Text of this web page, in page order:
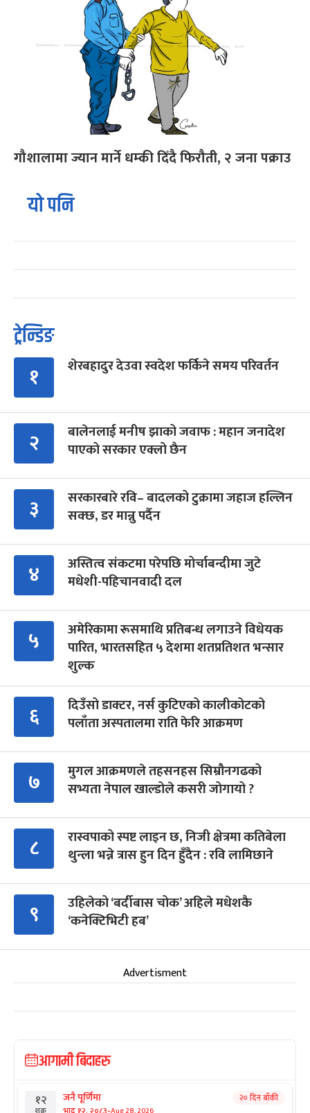
गौशालामा ज्यान मार्ने धम्की दिँदै फिरौती, २ जना पक्राउ
यो पनि
ट्रेन्डिङ
१ शेरबहादुर देउवा स्वदेश फर्किने समय परिवर्तन
२
बालेनलाई मनीष झाको जवाफ : महान जनादेश
पाएको सरकार एक्लो छैन
३
सरकारबारे रवि– बादलको टुक्रामा जहाज हल्लिन
सक्छ, डर मान्नु पर्दैन
४
अस्तित्व संकटमा परेपछि मोर्चाबन्दीमा जुटे
मधेशी-पहिचानवादी दल
५
अमेरिकामा रूसमाथि प्रतिबन्ध लगाउने विधेयक
पारित, भारतसहित ५ देशमा शतप्रतिशत भन्सार
शुल्क
६
दिउँसो डाक्टर, नर्स कुटिएको कालीकोटको
पलाँता अस्पतालमा राति फेरि आक्रमण
७
मुगल आक्रमणले तहसनहस सिम्रौनगढको
सभ्यता नेपाल खाल्डोले कसरी जोगायो ?
८
रास्वपाको स्पष्ट लाइन छ, निजी क्षेत्रमा कतिबेला
थुन्ला भन्ने त्रास हुन दिन हुँदैन : रवि लामिछाने
९
उहिलेको ‘बर्दीबास चोक’ अहिले मधेशकै
‘कनेक्टिभिटी हब’
Advertisment
आगामी बिदाहरु
१२ जनै पूर्णिमा २० दिन बाँकी